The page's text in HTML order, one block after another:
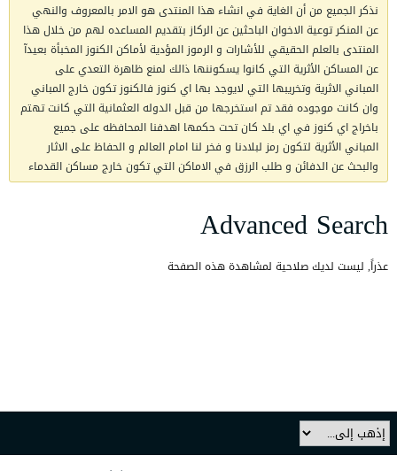
نذكر الجميع من أن الغاية في انشاء هذا المنتدى هو الامر بالمعروف والنهي
عن المنكر توعية الاخوان الباحثين عن الركاز بتقديم المساعده لهم من خلال هذا
المنتدى بالعلم الحقيقي للأشارات و الرموز المؤدية لأماكن الكنوز المخبأة بعيدآ
عن المساكن الأثرية التي كانوا يسكوننها ذالك لمنع ظاهرة التعدي على
المباني الاثرية وتخريبها التي لايوجد بها اي كنوز فالكنوز تكون خارج المباني
وان كانت موجوده فقد تم استخرجها من قبل الدوله العثمانية التي كانت تهتم
باخراج اي كنوز في اي بلد كان تحت حكمها اهدفنا المحافظه على جميع
المباني الأثرية لتكون رمز لبلادنا و فخر لنا امام العالم و الحفاظ على الاثار
والبحث عن الدفائن و طلب الرزق في الاماكن التي تكون خارج مساكن القدماء
Advanced Search
عذراً, ليست لديك صلاحية لمشاهدة هذه الصفحة